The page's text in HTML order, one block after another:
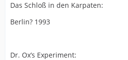
Das Schloß in den Karpaten:
Berlin? 1993
Dr. Ox’s Experiment: